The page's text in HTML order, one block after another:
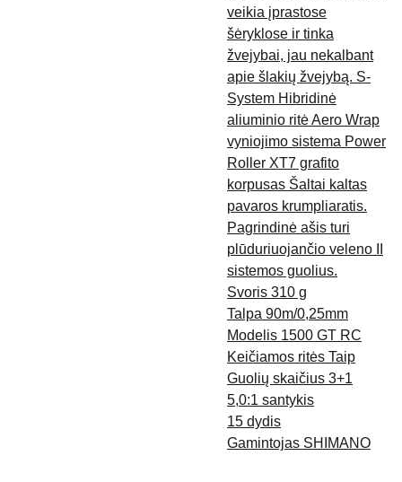
veikia įprastose
šėryklose ir tinka
žvejybai, jau nekalbant
apie šlakių žvejybą. S-
System Hibridinė
aliuminio ritė Aero Wrap
vyniojimo sistema Power
Roller XT7 grafito
korpusas Šaltai kaltas
pavaros krumpliaratis.
Pagrindinė ašis turi
plūduriuojančio veleno II
sistemos guolius.
Svoris 310 g
Talpa 90m/0,25mm
Modelis 1500 GT RC
Keičiamos ritės Taip
Guolių skaičius 3+1
5,0:1 santykis
15 dydis
Gamintojas SHIMANO